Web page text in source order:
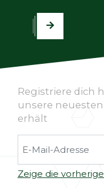
Registriere dich
unsere
erhält
Zeige die